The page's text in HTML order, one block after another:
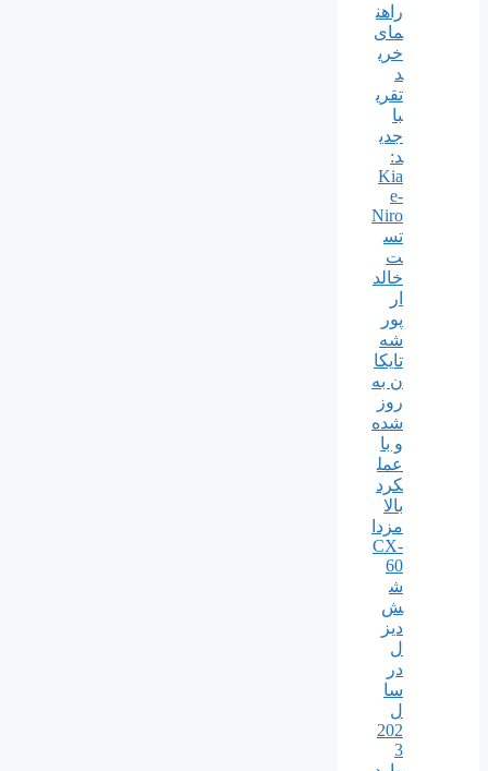
راهن
مای
خری
د
تقری
با
جدی
د:
Kia
e-
Niro
تس
ت
خالد
ار
پور
شه
تایکا
ن به
روز
شده
و با
عمل
کرد
بالا
مزدا
CX-
60
ش
ش
دیز
ل
در
سا
ل
202
3